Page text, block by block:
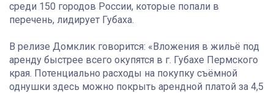
среди 150 городов России, которые попали в
перечень, лидирует Губаха.
В релизе Домклик говорится: «Вложения в жильё под
аренду быстрее всего окупятся в г. Губахе Пермского
края. Потенциально расходы на покупку съёмной
однушки здесь можно покрыть арендной платой за 4,5